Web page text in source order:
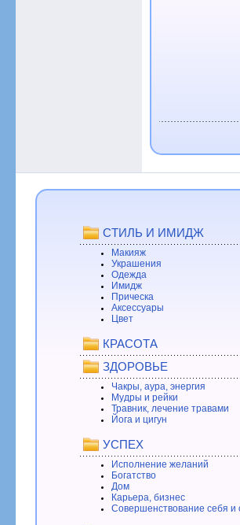
СТИЛЬ И ИМИДЖ
Макияж
Украшения
Одежда
Имидж
Прическа
Аксессуары
Цвет
КРАСОТА
ЗДОРОВЬЕ
Чакры, аура, энергия
Мудры и рейки
Травник, лечение травами
Йога и цигун
УСПЕХ
Исполнение желаний
Богатство
Дом
Карьера, бизнес
Совершенствование себя и